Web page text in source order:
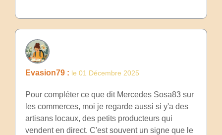
Evasion79 : le 01 Décembre 2025
Pour compléter ce que dit Mercedes Sosa83 sur
les commerces, moi je regarde aussi si y'a des
artisans locaux, des petits producteurs qui
vendent en direct. C'est souvent un signe que le